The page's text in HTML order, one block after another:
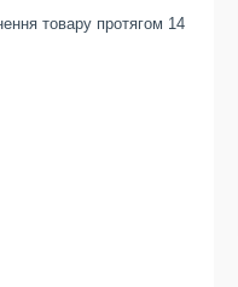
товару протягом 14